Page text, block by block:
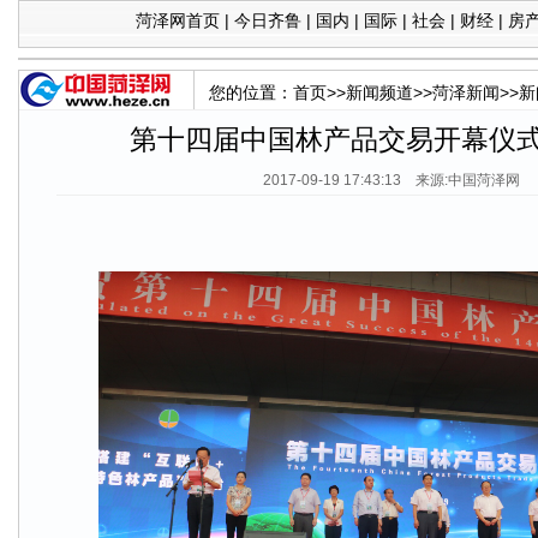
菏泽网首页 | 今日齐鲁 | 国内 | 国际 | 社会 | 财经 | 房
您的位置： 首页>>新闻频道>>菏泽新闻>>
第十四届中国林产品交易开幕仪
2017-09-19 17:43:13 来源:中国菏泽网